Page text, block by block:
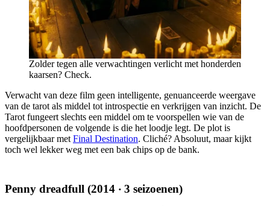
Zolder tegen alle verwachtingen verlicht met honderden
kaarsen? Check.
Verwacht van deze film geen intelligente, genuanceerde weergave
van de tarot als middel tot introspectie en verkrijgen van inzicht. De
Tarot fungeert slechts een middel om te voorspellen wie van de
hoofdpersonen de volgende is die het loodje legt. De plot is
vergelijkbaar met Final Destination. Cliché? Absoluut, maar kijkt
toch wel lekker weg met een bak chips op de bank.
Penny dreadfull (2014 ‧ 3 seizoenen)